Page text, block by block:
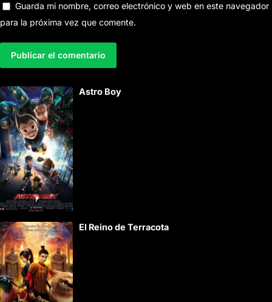
Guarda mi nombre, correo electrónico y web en este navegador
para la próxima vez que comente.
l
t
e
r
n
a
i
v
e
:
Astro Boy
El Reino de Terracota